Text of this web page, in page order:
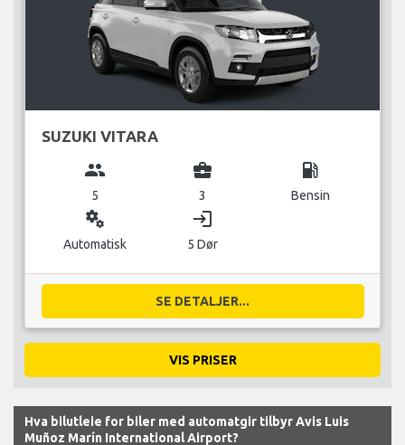
SUZUKI VITARA
group
5
business_center
3
local_gas_station
Bensin
miscellaneous_services
Automatisk
login
5 Dør
SE DETALJER...
VIS PRISER
Hva bilutleie for biler med automatgir tilbyr Avis Luis
Muñoz Marín International Airport?